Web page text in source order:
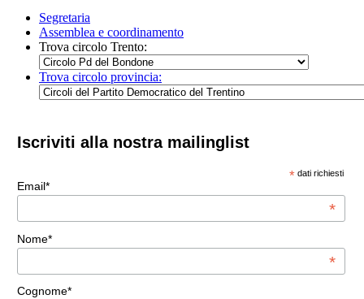
Segretaria
Assemblea e coordinamento
Trova circolo Trento:
Trova circolo provincia:
Iscriviti alla nostra mailinglist
* dati richiesti
Email*
*
Nome*
*
Cognome*